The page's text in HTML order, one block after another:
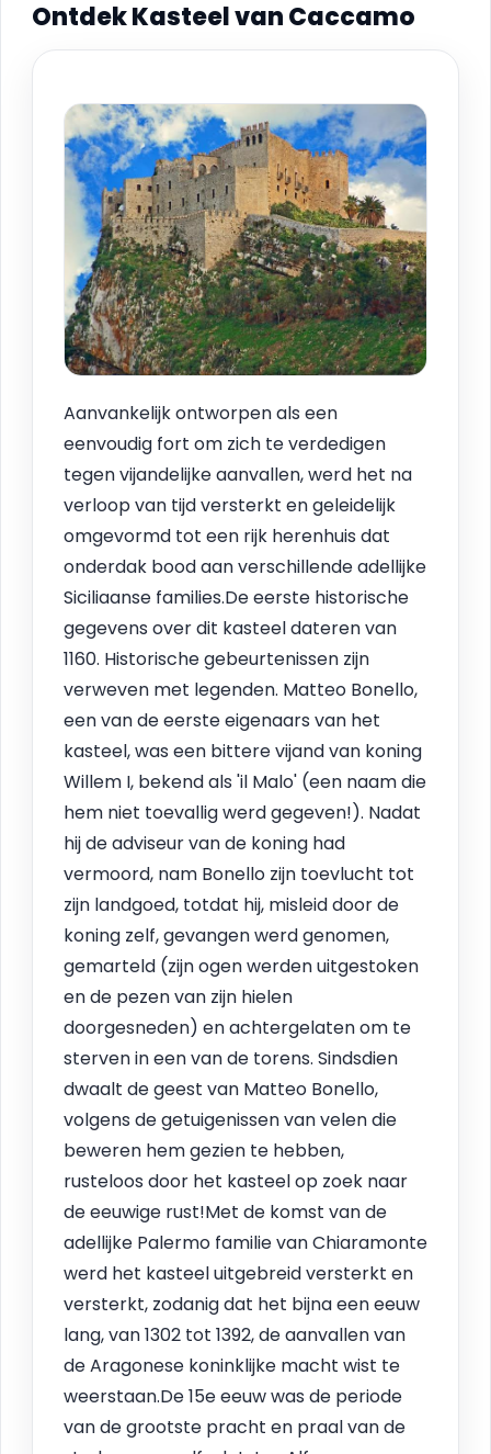
Ontdek Kasteel van Caccamo
Aanvankelijk ontworpen als een
eenvoudig fort om zich te verdedigen
tegen vijandelijke aanvallen, werd het na
verloop van tijd versterkt en geleidelijk
omgevormd tot een rijk herenhuis dat
onderdak bood aan verschillende adellijke
Siciliaanse families.De eerste historische
gegevens over dit kasteel dateren van
1160. Historische gebeurtenissen zijn
verweven met legenden. Matteo Bonello,
een van de eerste eigenaars van het
kasteel, was een bittere vijand van koning
Willem I, bekend als 'il Malo' (een naam die
hem niet toevallig werd gegeven!). Nadat
hij de adviseur van de koning had
vermoord, nam Bonello zijn toevlucht tot
zijn landgoed, totdat hij, misleid door de
koning zelf, gevangen werd genomen,
gemarteld (zijn ogen werden uitgestoken
en de pezen van zijn hielen
doorgesneden) en achtergelaten om te
sterven in een van de torens. Sindsdien
dwaalt de geest van Matteo Bonello,
volgens de getuigenissen van velen die
beweren hem gezien te hebben,
rusteloos door het kasteel op zoek naar
de eeuwige rust!Met de komst van de
adellijke Palermo familie van Chiaramonte
werd het kasteel uitgebreid versterkt en
versterkt, zodanig dat het bijna een eeuw
lang, van 1302 tot 1392, de aanvallen van
de Aragonese koninklijke macht wist te
weerstaan.De 15e eeuw was de periode
van de grootste pracht en praal van de